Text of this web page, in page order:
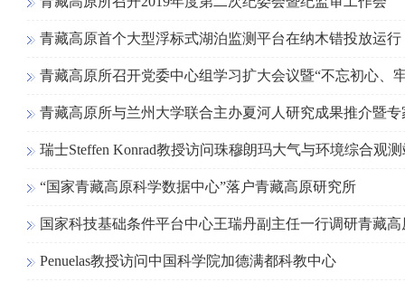
青藏高原首个大型浮标式湖泊监测平台在纳木错投放运行
青藏高原所召开党委中心组学习扩大会议暨“不忘初心、
青藏高原所与兰州大学联合主办夏河人研究成果推介暨
瑞士Steffen Konrad教授访问珠穆朗玛大气与环境综合观
“国家青藏高原科学数据中心”落户青藏高原研究所
国家科技基础条件平台中心王瑞丹副主任一行调研青藏
Penuelas教授访问中国科学院加德满都科教中心